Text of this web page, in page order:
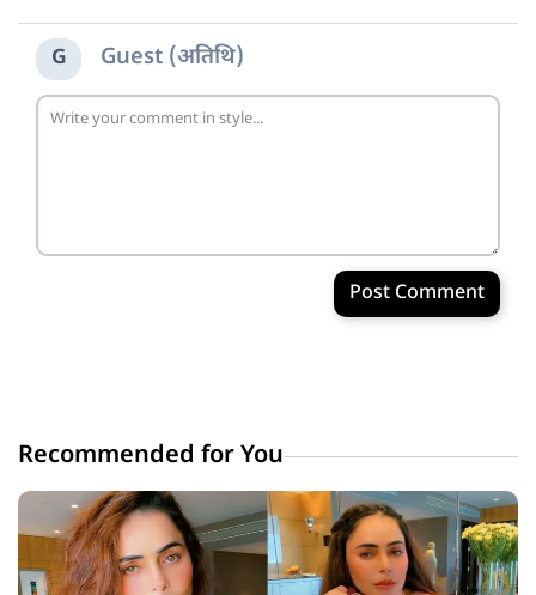
G Guest (अतिथि)
Post Comment
Recommended for You